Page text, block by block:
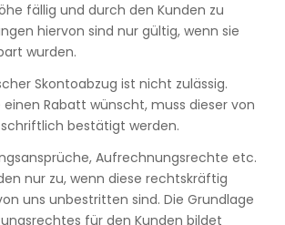
fällig und durch den Kunden zu
hiervon sind nur gültig, wenn sie
wurden.
Skontoabzug ist nicht zulässig.
einen Rabatt wünscht, muss dieser von
bestätigt werden.
Aufrechnungsrechte etc.
nur zu, wenn diese rechtskräftig
uns unbestritten sind. Die Grundlage
für den Kunden bildet